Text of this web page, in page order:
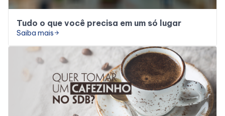
Tudo o que você precisa em um só lugar
Saiba mais arrow_forward